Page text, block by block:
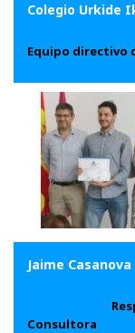
Colegio Urkide
Equipo directivo
Jaime Casanova
Consultora